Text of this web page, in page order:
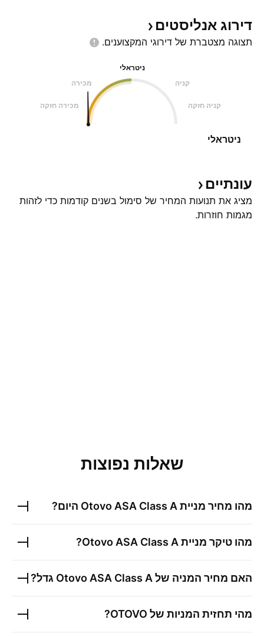
דירוג אנליסטים
תצוגה מצטברת של דירוגי המקצוענים.
ניטראלי
מכירה
קניה
מכירה חזקה קניה חזקה
ניטראלי
עונתיים
מציג את תנועות המחיר של סימול בשנים קודמות כדי לזהות
מגמות חוזרות.
שאלות נפוצות
מהו מחיר מניית Otovo ASA Class A היום?
מהו טיקר מניית Otovo ASA Class A
?
האם מחיר המניה של Otovo ASA Class A גדל?
מהי תחזית המניות של OTOVO
?